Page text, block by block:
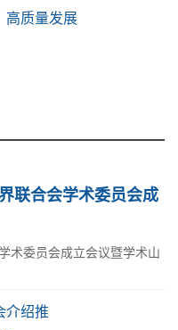
高质量发展
联合会学术委员会成
术委员会成立会议暨学术山
介绍推